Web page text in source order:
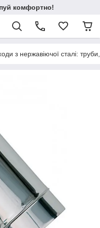
комфортно!
з нержавіючої сталі: